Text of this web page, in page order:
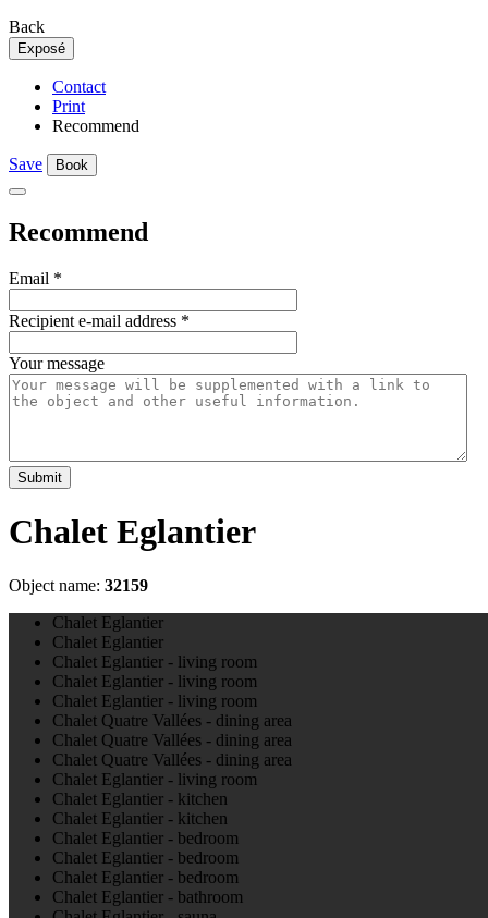
Back
Exposé
Contact
Print
Recommend
Save Book
Recommend
Email *
Recipient e-mail address *
Your message
Submit
Chalet Eglantier
Object name: 32159
Chalet Eglantier
Chalet Eglantier
Chalet Eglantier - living room
Chalet Eglantier - living room
Chalet Eglantier - living room
Chalet Quatre Vallées - dining area
Chalet Quatre Vallées - dining area
Chalet Quatre Vallées - dining area
Chalet Eglantier - living room
Chalet Eglantier - kitchen
Chalet Eglantier - kitchen
Chalet Eglantier - bedroom
Chalet Eglantier - bedroom
Chalet Eglantier - bedroom
Chalet Eglantier - bathroom